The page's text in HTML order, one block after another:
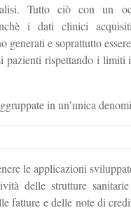
Tutto ciò con un
i dati clinici
generati e soprattutto
pazienti rispettando i limiti
in un’unica
le applicazioni
delle strutture
fatture e delle note di